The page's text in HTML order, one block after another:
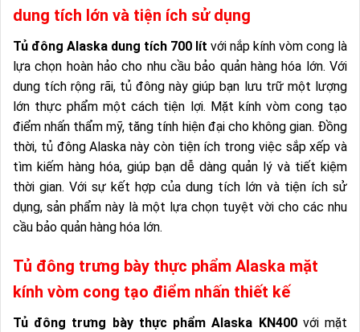
dung tích lớn và tiện ích sử dụng
Tủ đông Alaska dung tích 700 lít với nắp kính vòm cong là
lựa chọn hoàn hảo cho nhu cầu bảo quản hàng hóa lớn. Với
dung tích rộng rãi, tủ đông này giúp bạn lưu trữ một lượng
lớn thực phẩm một cách tiện lợi. Mặt kính vòm cong tạo
điểm nhấn thẩm mỹ, tăng tính hiện đại cho không gian. Đồng
thời, tủ đông Alaska này còn tiện ích trong việc sắp xếp và
tìm kiếm hàng hóa, giúp bạn dễ dàng quản lý và tiết kiệm
thời gian. Với sự kết hợp của dung tích lớn và tiện ích sử
dụng, sản phẩm này là một lựa chọn tuyệt vời cho các nhu
cầu bảo quản hàng hóa lớn.
Tủ đông trưng bày thực phẩm Alaska mặt
kính vòm cong tạo điểm nhấn thiết kế
Tủ đông trưng bày thực phẩm Alaska KN400với mặt